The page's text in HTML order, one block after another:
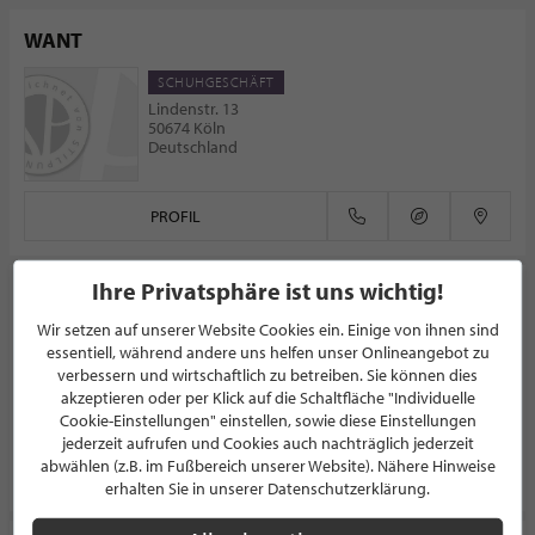
WANT
SCHUHGESCHÄFT
Lindenstr. 13
50674 Köln
Deutschland
PROFIL
Mode für Männer - Männermode von S bis 8XL
HERRENMODE
Brückenstraße 9
42799 Leichlingen
Deutschland
PROFIL
Ihre Privatsphäre ist uns wichtig!
Wir setzen auf unserer Website Cookies ein. Einige von ihnen sind
essentiell, während andere uns helfen unser Onlineangebot zu
verbessern und wirtschaftlich zu betreiben. Sie können dies
akzeptieren oder per Klick auf die Schaltfläche "Individuelle
Cookie-Einstellungen" einstellen, sowie diese Einstellungen
jederzeit aufrufen und Cookies auch nachträglich jederzeit
abwählen (z.B. im Fußbereich unserer Website). Nähere Hinweise
erhalten Sie in unserer Datenschutzerklärung.